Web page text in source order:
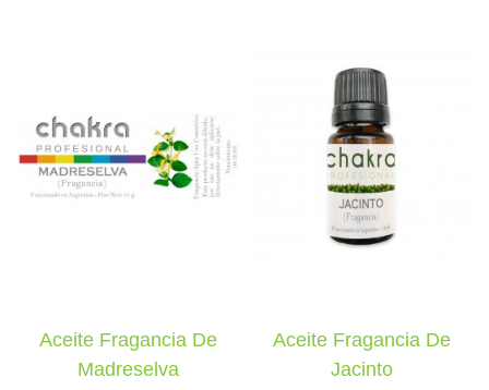
Aceite Fragancia De
Madreselva
Aceite Fragancia De
Jacinto